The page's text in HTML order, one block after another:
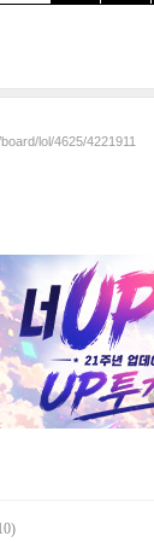
lol/4625/4221911